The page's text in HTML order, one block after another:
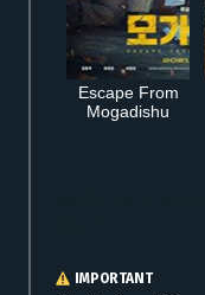
Escape From
Mogadishu
IMPORTANT